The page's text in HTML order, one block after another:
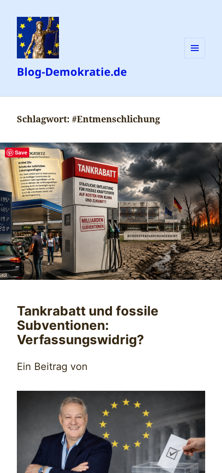
Blog-Demokratie.de
Schlagwort:#Entmenschlichung
Tankrabatt und fossile
Subventionen:
Verfassungswidrig?
Ein Beitrag von
Save